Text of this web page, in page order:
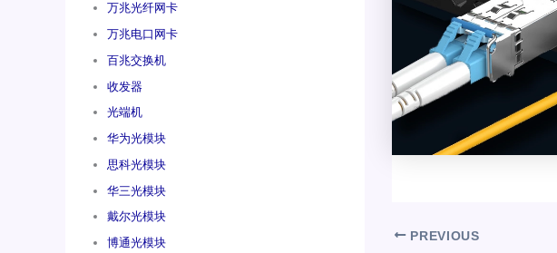
万兆光纤网卡
万兆电口网卡
百兆交换机
收发器
光端机
华为光模块
思科光模块
华三光模块
戴尔光模块
博通光模块
PREVIOUS